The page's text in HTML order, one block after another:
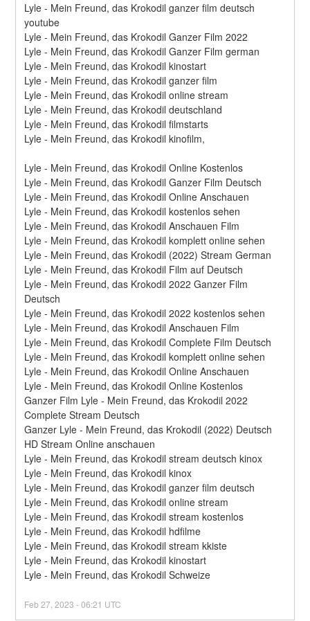
Lyle - Mein Freund, das Krokodil ganzer film deutsch
youtube
Lyle - Mein Freund, das Krokodil Ganzer Film 2022
Lyle - Mein Freund, das Krokodil Ganzer Film german
Lyle - Mein Freund, das Krokodil kinostart
Lyle - Mein Freund, das Krokodil ganzer film
Lyle - Mein Freund, das Krokodil online stream
Lyle - Mein Freund, das Krokodil deutschland
Lyle - Mein Freund, das Krokodil filmstarts
Lyle - Mein Freund, das Krokodil kinofilm,
Lyle - Mein Freund, das Krokodil Online Kostenlos
Lyle - Mein Freund, das Krokodil Ganzer Film Deutsch
Lyle - Mein Freund, das Krokodil Online Anschauen
Lyle - Mein Freund, das Krokodil kostenlos sehen
Lyle - Mein Freund, das Krokodil Anschauen Film
Lyle - Mein Freund, das Krokodil komplett online sehen
Lyle - Mein Freund, das Krokodil (2022) Stream German
Lyle - Mein Freund, das Krokodil Film auf Deutsch
Lyle - Mein Freund, das Krokodil 2022 Ganzer Film
Deutsch
Lyle - Mein Freund, das Krokodil 2022 kostenlos sehen
Lyle - Mein Freund, das Krokodil Anschauen Film
Lyle - Mein Freund, das Krokodil Complete Film Deutsch
Lyle - Mein Freund, das Krokodil komplett online sehen
Lyle - Mein Freund, das Krokodil Online Anschauen
Lyle - Mein Freund, das Krokodil Online Kostenlos
Ganzer Film Lyle - Mein Freund, das Krokodil 2022
Complete Stream Deutsch
Ganzer Lyle - Mein Freund, das Krokodil (2022) Deutsch
HD Stream Online anschauen
Lyle - Mein Freund, das Krokodil stream deutsch kinox
Lyle - Mein Freund, das Krokodil kinox
Lyle - Mein Freund, das Krokodil ganzer film deutsch
Lyle - Mein Freund, das Krokodil online stream
Lyle - Mein Freund, das Krokodil stream kostenlos
Lyle - Mein Freund, das Krokodil hdfilme
Lyle - Mein Freund, das Krokodil stream kkiste
Lyle - Mein Freund, das Krokodil kinostart
Lyle - Mein Freund, das Krokodil Schweize
Feb27 ,2023 -06:21 UTC